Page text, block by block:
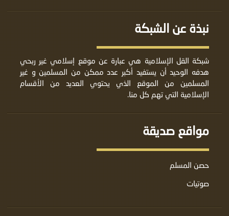
نبذة عن الشبكة
شبكة القل الإسلامية هي عبارة عن موقع إسلامي غير ربحي
هدفه الوحيد أن يستفيد أكبر عدد ممكن من المسلمين و غير
المسلمين من الموقع الذي يحتوي العديد من الأقسام
الإسلامية التي تهم كل منا.
مواقع صديقة
حصن المسلم
صوتيات